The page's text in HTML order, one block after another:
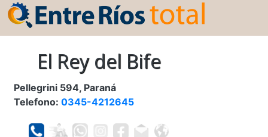
El Rey del Bife
Pellegrini 594, Paraná
Telefono: 0345-4212645